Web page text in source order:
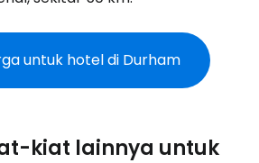
untuk hotel di Durham
kiat lainnya untuk